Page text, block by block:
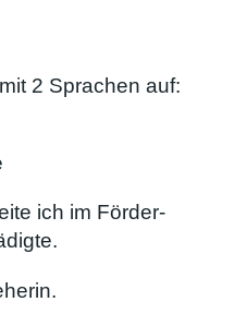
2 Sprachen auf:
ich im Förder-